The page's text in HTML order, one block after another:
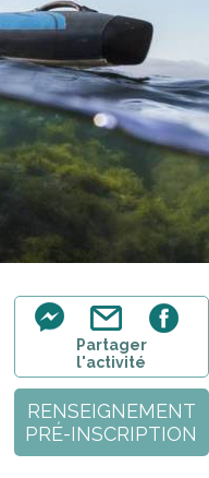
Partager
l'activité
RENSEIGNEMENT
PRÉ-INSCRIPTION